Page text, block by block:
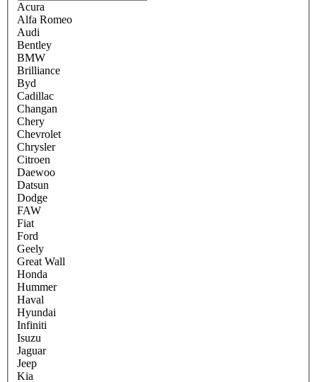
Acura
Alfa Romeo
Audi
Bentley
BMW
Brilliance
Byd
Cadillac
Changan
Chery
Chevrolet
Chrysler
Citroen
Daewoo
Datsun
Dodge
FAW
Fiat
Ford
Geely
Great Wall
Honda
Hummer
Haval
Hyundai
Infiniti
Isuzu
Jaguar
Jeep
Kia